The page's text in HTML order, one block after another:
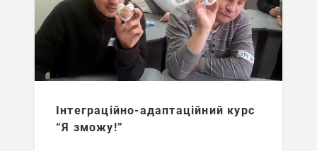
Інтеграційно-адаптаційний курс
“Я зможу!”